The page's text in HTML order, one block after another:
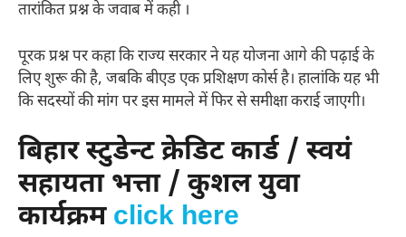
तारांकित प्रश्न के जवाब में कही ।
पूरक प्रश्न पर कहा कि राज्य सरकार ने यह योजना आगे की पढ़ाई के
लिए शुरू की है, जबकि बीएड एक प्रशिक्षण कोर्स है। हालांकि यह भी
कि सदस्यों की मांग पर इस मामले में फिर से समीक्षा कराई जाएगी।
बिहार स्टुडेन्ट क्रेडिट कार्ड / स्वयं
सहायता भत्ता / कुशल युवा
कार्यक्रम click here